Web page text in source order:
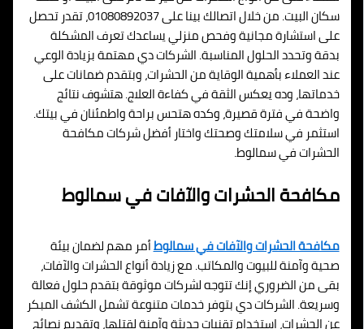
سكان البيت. من خلال اتصالك بينا على 01080892037، تقدر تحصل
على استشارة مجانية وفحص منزلي يساعدك تعرف المشكلة
بدقة وتحدد الحلول المناسبة. الشركات دي مهتمة بزيادة الوعي
عند العملاء بأهمية الوقاية من الحشرات، وبتقدم ضمانات على
خدماتها، وده يعكس الثقة في كفاءة العلاج. هتشوف نتائج
واضحة في فترة قصيرة، وكده هتحس براحة واطمئنان في بيتك.
استثمر في سلامتك وصحتك واختار أفضل شركات مكافحة
الحشرات في سمالوط.
مكافحة الحشرات والآفات في سمالوط
مكافحة الحشرات والآفات في سمالوطأمر مهم لضمان بيئة
صحية وآمنة للبيوت والمكاتب. مع زيادة أنواع الحشرات والآفات،
بقى من الضروري إنك تتوجه لشركات موثوقة بتقدم حلول فعالة
وسريعة. الشركات دي بتوفر خدمات متنوعة تشمل الكشف المبكر
عن الحشرات، استخدام تقنيات حديثة وآمنة لقتلها، وتقديم نصائح